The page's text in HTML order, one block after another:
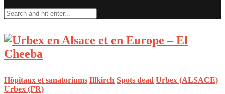
Hôpitaux et sanatoriums Illkirch Spots dead Urbex (ALSACE)
Urbex (FR)